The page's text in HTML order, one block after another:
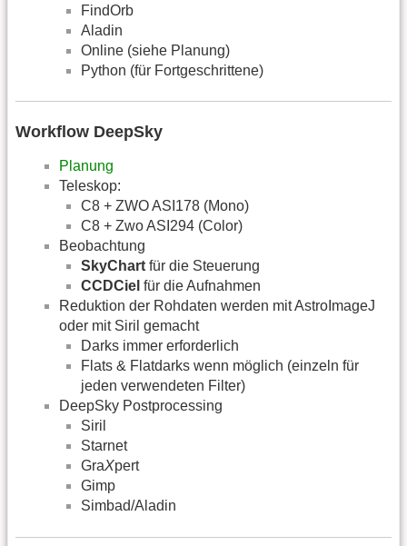
FindOrb
Aladin
Online (siehe Planung)
Python (für Fortgeschrittene)
Workflow DeepSky
Planung
Teleskop:
C8 + ZWO ASI178 (Mono)
C8 + Zwo ASI294 (Color)
Beobachtung
SkyChart für die Steuerung
CCDCiel für die Aufnahmen
Reduktion der Rohdaten werden mit AstroImageJ
oder mit Siril gemacht
Darks immer erforderlich
Flats & Flatdarks wenn möglich (einzeln für
jeden verwendeten Filter)
DeepSky Postprocessing
Siril
Starnet
GraXpert
Gimp
Simbad/Aladin